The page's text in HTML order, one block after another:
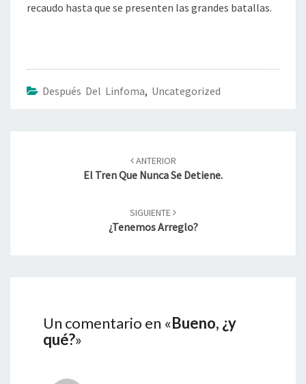
recaudo hasta que se presenten las grandes batallas.
Después Del Linfoma, Uncategorized
ANTERIOR
El Tren Que Nunca Se Detiene.
SIGUIENTE
¿Tenemos Arreglo?
Un comentario en «Bueno, ¿y
qué?»